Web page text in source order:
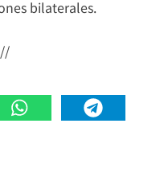
bilaterales.